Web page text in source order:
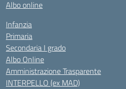
Albo online
Infanzia
Primaria
Secondaria I grado
Albo Online
Amministrazione Trasparente
INTERPELLO (ex MAD)